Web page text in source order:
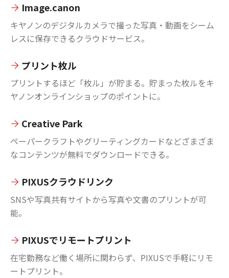
Image.canon
キヤノンのデジタルカメラで撮った写真・動画をシーム
レスに保存できるクラウドサービス。
プリント枚ル
プリントするほど「枚ル」が貯まる。貯まった枚ルをキ
ヤノンオンラインショップのポイントに。
Creative Park
ペーパークラフトやグリーティングカードなどざまざま
なコンテンツが無料でダウンロードできる。
PIXUSクラウドリンク
SNSや写真共有サイトから写真や文書のプリントが可
能。
PIXUSでリモートプリント
在宅勤務など働く場所に関わらず、PIXUSで手軽にリモ
ートプリント。